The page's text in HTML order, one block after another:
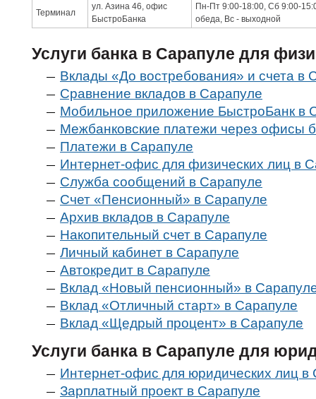
Терминал
ул. Азина 46, офис
БыстроБанка
Пн-Пт 9:00-18:00, Сб 9:00-
обеда, Вс - выходной
Услуги банка в Сарапуле для
Вклады «До востребования» и счета в
Сравнение вкладов в Сарапуле
Мобильное приложение БыстроБанк в
Межбанковские платежи через офисы
Платежи в Сарапуле
Интернет-офис для физических лиц в
Служба сообщений в Сарапуле
Счет «Пенсионный» в Сарапуле
Архив вкладов в Сарапуле
Накопительный счет в Сарапуле
Личный кабинет в Сарапуле
Автокредит в Сарапуле
Вклад «Новый пенсионный» в
Вклад «Отличный старт» в Сарапуле
Вклад «Щедрый процент» в Сарапуле
Услуги банка в Сарапуле для
Интернет-офис для юридических лиц в
Зарплатный проект в Сарапуле